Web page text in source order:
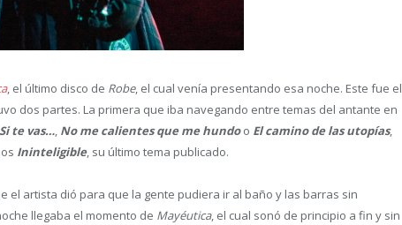
, el último disco de Robe, el cual venía presentando esa noche. Este fue el
dos partes. La primera que iba navegando entre temas del antante en
Si te vas…, No me calientes que me hundoo El camino de las utopías,
Ininteligible, su último tema publicado.
el artista dió para que la gente pudiera ir al baño y las barras sin
llegaba el momento de Mayéutica, el cual sonó de principio a fin y sin